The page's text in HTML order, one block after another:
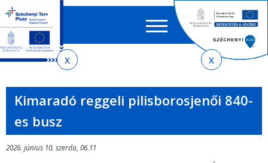
menetrendkeresőhöz
almenühöz
tartalomra
oldaltérképre
EN HU
űrlap
Kimaradó reggeli pilisborosjenői 840-
es busz
2026. június 10. szerda, 06.11